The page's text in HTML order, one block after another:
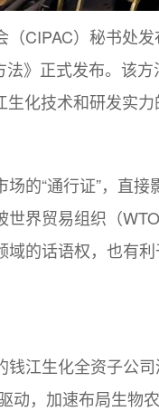
CIPAC）秘书处
法》正式发布。该
生化技术和研发实
的“通行证”，直
界贸易组织（
域的话语权，也有
钱江生化全资子公
动，加速布局生